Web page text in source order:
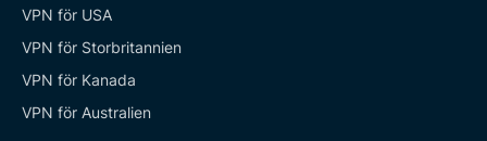
VPN för USA
VPN för Storbritannien
VPN för Kanada
VPN för Australien